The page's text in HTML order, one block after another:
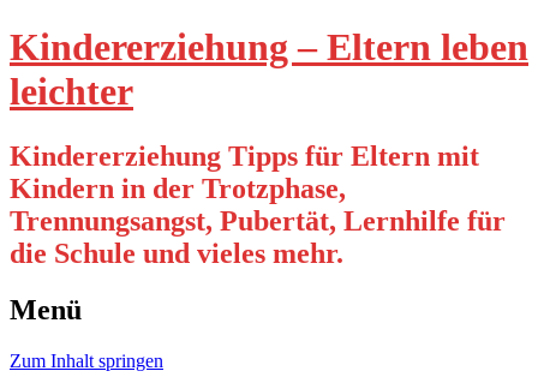
Kindererziehung – Eltern leben
leichter
Kindererziehung Tipps für Eltern mit
Kindern in der Trotzphase,
Trennungsangst, Pubertät, Lernhilfe für
die Schule und vieles mehr.
Menü
Zum Inhalt springen